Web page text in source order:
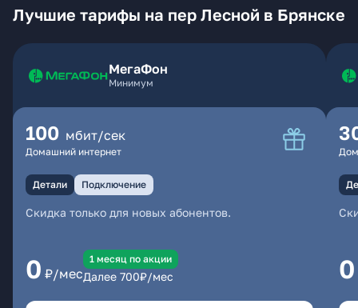
Лучшие тарифы на пер Лесной в Брянске
МегаФон
Минимум
100 мбит/сек
Домашний интернет
Детали Подключение
Скидка только для новых абонентов.
0 ₽/мес
1 месяц по акции
Далее 700₽/мес 0